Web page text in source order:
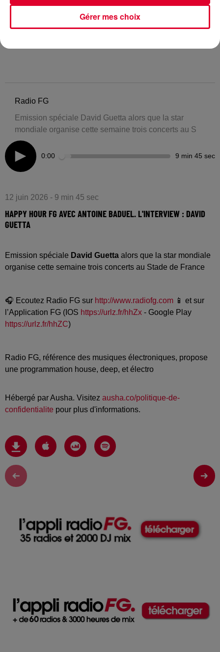
Radio FG
Emission spéciale David Guetta alors que la star
mondiale organise cette semaine trois concerts au S
0:00 9 min 45 sec
12 juin 2026 - 9 min 45 sec
HAPPY HOUR FG AVEC ANTOINE BADUEL. L'INTERVIEW : DAVID
GUETTA
Emission spéciale David Guetta alors que la star mondiale
organise cette semaine trois concerts au Stade de France
🎧 Ecoutez Radio FG sur http://www.radiofg.com 📱 et sur
l’Application FG (IOS https://urlz.fr/hhZx - Google Play
https://urlz.fr/hhZC)
Radio FG, référence des musiques électroniques, propose
une programmation house, deep, et électro
Hébergé par Ausha. Visitez ausha.co/politique-de-
confidentialite pour plus d'informations.
Gérer mes choix